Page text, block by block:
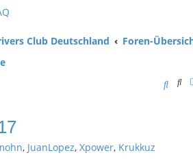
Club Deutschland
Foren-
S
, JuanLopez, Xpower, Krukkuz